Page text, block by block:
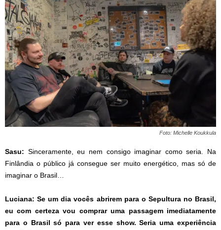
Foto: Michelle Koukkula
Sasu: Sinceramente, eu nem consigo imaginar como seria. Na
Finlândia o público já consegue ser muito energético, mas só de
imaginar o Brasil…
Luciana: Se um dia vocês abrirem para o Sepultura no Brasil,
eu com certeza vou comprar uma passagem imediatamente
para o Brasil só para ver esse show. Seria uma experiência